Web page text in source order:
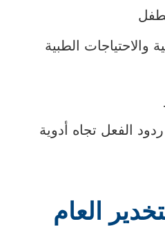
والاحتياجات الطبية
الفعل تجاه أدوية
العام